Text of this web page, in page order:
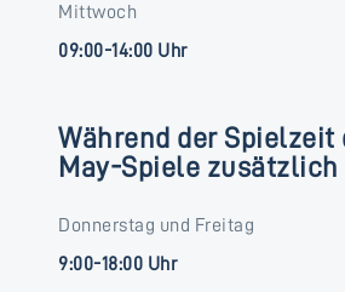
Mittwoch
09:00-14:00 Uhr
Während der Spielzeit
May-Spiele zusätzlich
Donnerstag und Freitag
9:00-18:00 Uhr